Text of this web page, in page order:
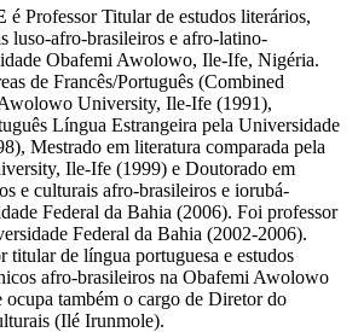
é Professor Titular de estudos literários,
luso-afro-brasileiros e afro-latino-
Obafemi Awolowo, Ile-Ife, Nigéria.
de Francês/Português (Combined
University, Ile-Ife (1991),
Língua Estrangeira pela Universidade
Mestrado em literatura comparada pela
Ile-Ife (1999) e Doutorado em
e culturais afro-brasileiros e iorubá-
Federal da Bahia (2006). Foi professor
Federal da Bahia (2002-2006).
titular de língua portuguesa e estudos
afro-brasileiros na Obafemi Awolowo
também o cargo de Diretor do
(Ilé Irunmole).